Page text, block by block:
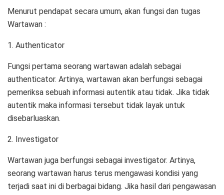
Menurut pendapat secara umum, akan fungsi dan tugas
Wartawan :
1. Authenticator
Fungsi pertama seorang wartawan adalah sebagai
authenticator. Artinya, wartawan akan berfungsi sebagai
pemeriksa sebuah informasi autentik atau tidak. Jika tidak
autentik maka informasi tersebut tidak layak untuk
disebarluaskan.
2. Investigator
Wartawan juga berfungsi sebagai investigator. Artinya,
seorang wartawan harus terus mengawasi kondisi yang
terjadi saat ini di berbagai bidang. Jika hasil dari pengawasan